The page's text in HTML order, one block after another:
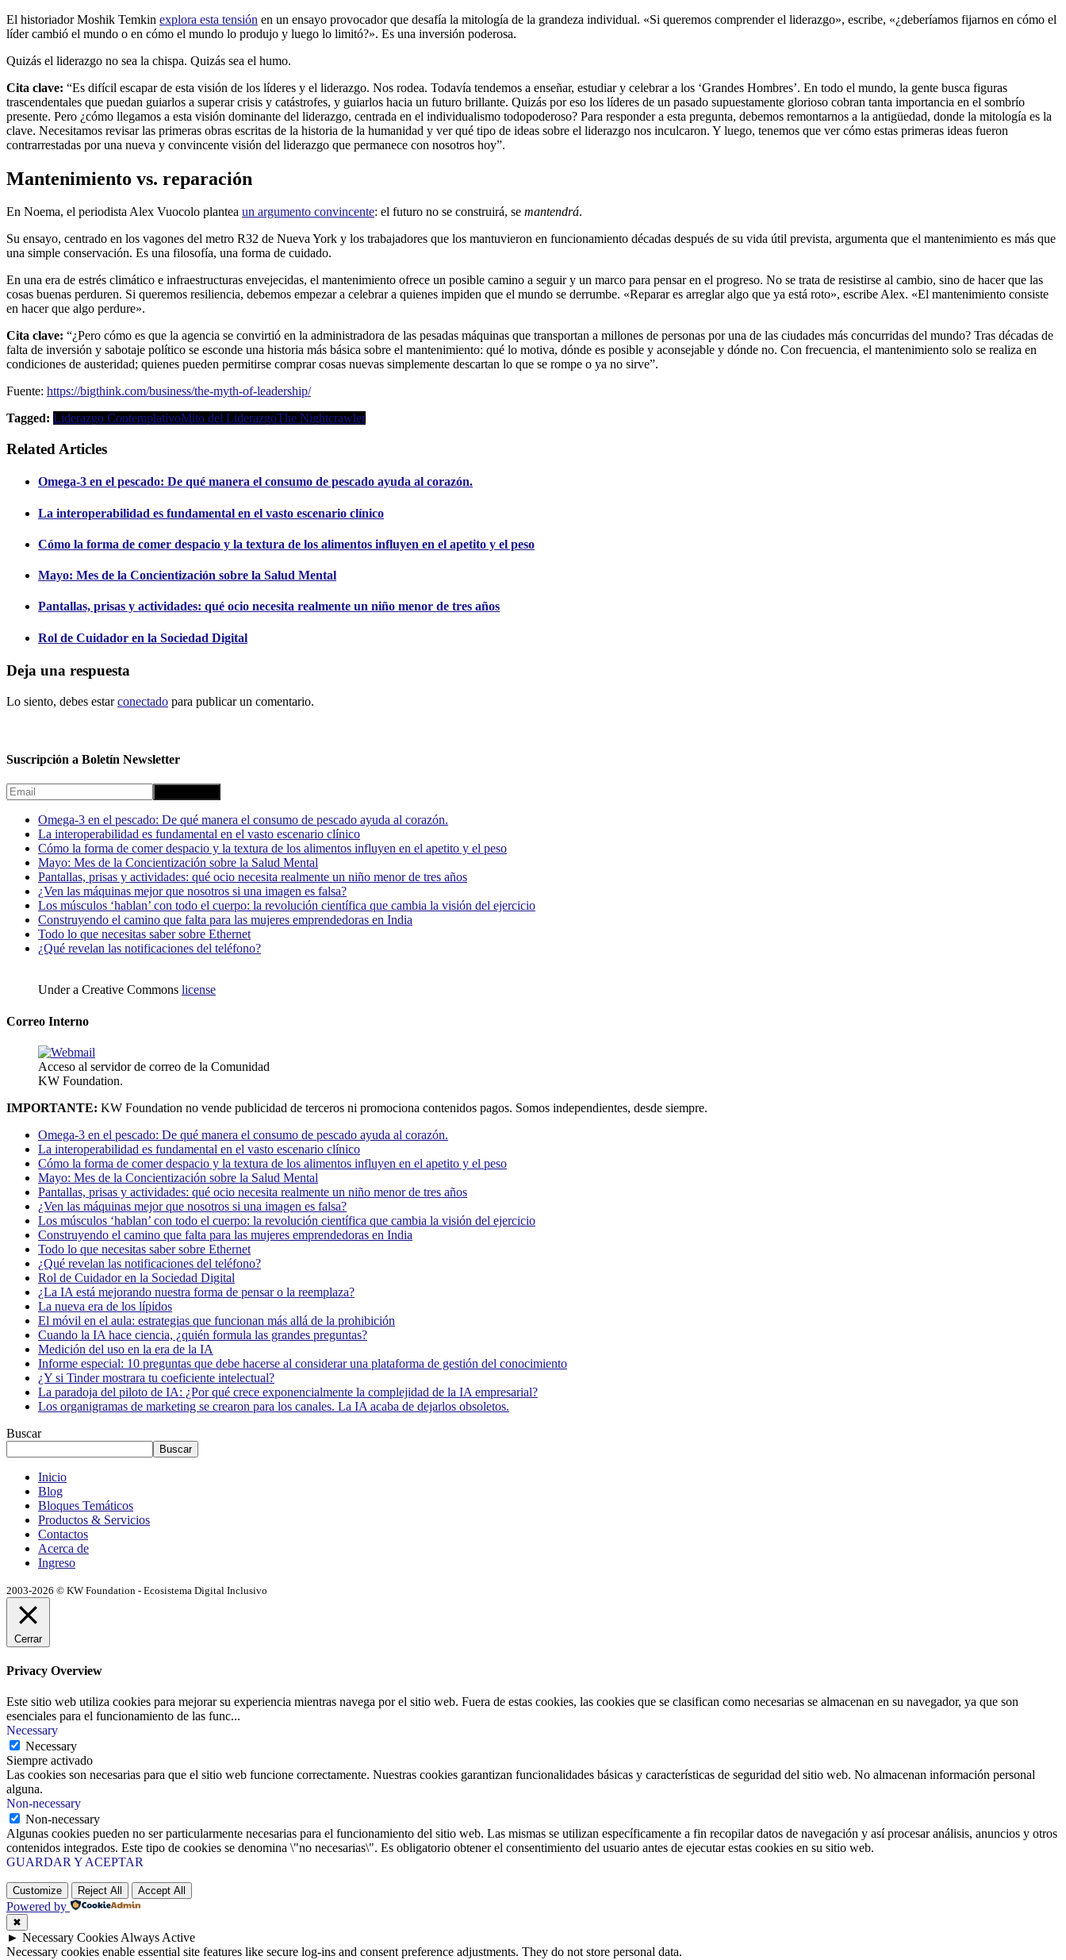
El historiador Moshik Temkin explora esta tensión en un ensayo provocador que desafía la mitología de la grandeza individual. «Si queremos comprender el liderazgo», escribe, «¿deberíamos fijarnos en cómo el
líder cambió el mundo o en cómo el mundo lo produjo y luego lo limitó?». Es una inversión poderosa.
Quizás el liderazgo no sea la chispa. Quizás sea el humo.
Cita clave: “Es difícil escapar de esta visión de los líderes y el liderazgo. Nos rodea. Todavía tendemos a enseñar, estudiar y celebrar a los ‘Grandes Hombres’. En todo el mundo, la gente busca figuras
trascendentales que puedan guiarlos a superar crisis y catástrofes, y guiarlos hacia un futuro brillante. Quizás por eso los líderes de un pasado supuestamente glorioso cobran tanta importancia en el sombrío
presente. Pero ¿cómo llegamos a esta visión dominante del liderazgo, centrada en el individualismo todopoderoso? Para responder a esta pregunta, debemos remontarnos a la antigüedad, donde la mitología es la
clave. Necesitamos revisar las primeras obras escritas de la historia de la humanidad y ver qué tipo de ideas sobre el liderazgo nos inculcaron. Y luego, tenemos que ver cómo estas primeras ideas fueron
contrarrestadas por una nueva y convincente visión del liderazgo que permanece con nosotros hoy”.
Mantenimiento vs. reparación
En Noema, el periodista Alex Vuocolo plantea un argumento convincente: el futuro no se construirá, se mantendrá.
Su ensayo, centrado en los vagones del metro R32 de Nueva York y los trabajadores que los mantuvieron en funcionamiento décadas después de su vida útil prevista, argumenta que el mantenimiento es más que
una simple conservación. Es una filosofía, una forma de cuidado.
En una era de estrés climático e infraestructuras envejecidas, el mantenimiento ofrece un posible camino a seguir y un marco para pensar en el progreso. No se trata de resistirse al cambio, sino de hacer que las
cosas buenas perduren. Si queremos resiliencia, debemos empezar a celebrar a quienes impiden que el mundo se derrumbe. «Reparar es arreglar algo que ya está roto», escribe Alex. «El mantenimiento consiste
en hacer que algo perdure».
Cita clave: “¿Pero cómo es que la agencia se convirtió en la administradora de las pesadas máquinas que transportan a millones de personas por una de las ciudades más concurridas del mundo? Tras décadas de
falta de inversión y sabotaje político se esconde una historia más básica sobre el mantenimiento: qué lo motiva, dónde es posible y aconsejable y dónde no. Con frecuencia, el mantenimiento solo se realiza en
condiciones de austeridad; quienes pueden permitirse comprar cosas nuevas simplemente descartan lo que se rompe o ya no sirve”.
Fuente: https://bigthink.com/business/the-myth-of-leadership/
Tagged: Liderazgo ContemplativoMito del LiderazgoThe Nightcrawler
Related Articles
Omega-3 en el pescado: De qué manera el consumo de pescado ayuda al corazón.
La interoperabilidad es fundamental en el vasto escenario clínico
Cómo la forma de comer despacio y la textura de los alimentos influyen en el apetito y el peso
Mayo: Mes de la Concientización sobre la Salud Mental
Pantallas, prisas y actividades: qué ocio necesita realmente un niño menor de tres años
Rol de Cuidador en la Sociedad Digital
Deja una respuesta
Lo siento, debes estarconectado para publicar un comentario.
Suscripción a Boletín Newsletter
Omega-3 en el pescado: De qué manera el consumo de pescado ayuda al corazón.
La interoperabilidad es fundamental en el vasto escenario clínico
Cómo la forma de comer despacio y la textura de los alimentos influyen en el apetito y el peso
Mayo: Mes de la Concientización sobre la Salud Mental
Pantallas, prisas y actividades: qué ocio necesita realmente un niño menor de tres años
¿Ven las máquinas mejor que nosotros si una imagen es falsa?
Los músculos ‘hablan’ con todo el cuerpo: la revolución científica que cambia la visión del ejercicio
Construyendo el camino que falta para las mujeres emprendedoras en India
Todo lo que necesitas saber sobre Ethernet
¿Qué revelan las notificaciones del teléfono?
Under a Creative Commons license
Correo Interno
Acceso al servidor de correo de la Comunidad
KW Foundation.
IMPORTANTE: KW Foundation no vende publicidad de terceros ni promociona contenidos pagos. Somos independientes, desde siempre.
Omega-3 en el pescado: De qué manera el consumo de pescado ayuda al corazón.
La interoperabilidad es fundamental en el vasto escenario clínico
Cómo la forma de comer despacio y la textura de los alimentos influyen en el apetito y el peso
Mayo: Mes de la Concientización sobre la Salud Mental
Pantallas, prisas y actividades: qué ocio necesita realmente un niño menor de tres años
¿Ven las máquinas mejor que nosotros si una imagen es falsa?
Los músculos ‘hablan’ con todo el cuerpo: la revolución científica que cambia la visión del ejercicio
Construyendo el camino que falta para las mujeres emprendedoras en India
Todo lo que necesitas saber sobre Ethernet
¿Qué revelan las notificaciones del teléfono?
Rol de Cuidador en la Sociedad Digital
¿La IA está mejorando nuestra forma de pensar o la reemplaza?
La nueva era de los lípidos
El móvil en el aula: estrategias que funcionan más allá de la prohibición
Cuando la IA hace ciencia, ¿quién formula las grandes preguntas?
Medición del uso en la era de la IA
Informe especial: 10 preguntas que debe hacerse al considerar una plataforma de gestión del conocimiento
¿Y si Tinder mostrara tu coeficiente intelectual?
La paradoja del piloto de IA: ¿Por qué crece exponencialmente la complejidad de la IA empresarial?
Los organigramas de marketing se crearon para los canales. La IA acaba de dejarlos obsoletos.
Buscar
Buscar
Inicio
Blog
Bloques Temáticos
Productos & Servicios
Contactos
Acerca de
Ingreso
2003-2026 © KW Foundation - Ecosistema Digital Inclusivo
Cerrar
Privacy Overview
Este sitio web utiliza cookies para mejorar su experiencia mientras navega por el sitio web. Fuera de estas cookies, las cookies que se clasifican como necesarias se almacenan en su navegador, ya que son
esenciales para el funcionamiento de las func...
Necessary
Necessary
Siempre activado
Las cookies son necesarias para que el sitio web funcione correctamente. Nuestras cookies garantizan funcionalidades básicas y características de seguridad del sitio web. No almacenan información personal
alguna.
Non-necessary
Non-necessary
Algunas cookies pueden no ser particularmente necesarias para el funcionamiento del sitio web. Las mismas se utilizan específicamente a fin recopilar datos de navegación y así procesar análisis, anuncios y otros
contenidos integrados. Este tipo de cookies se denomina \"no necesarias\". Es obligatorio obtener el consentimiento del usuario antes de ejecutar estas cookies en su sitio web.
GUARDAR Y ACEPTAR
Customize Reject All Accept All
Powered by
✖
► Necessary Cookies Always Active
Necessary cookies enable essential site features like secure log-ins and consent preference adjustments. They do not store personal data.